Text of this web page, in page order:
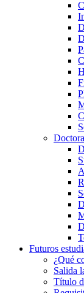
Futuros
¿Qué
Salida
Título